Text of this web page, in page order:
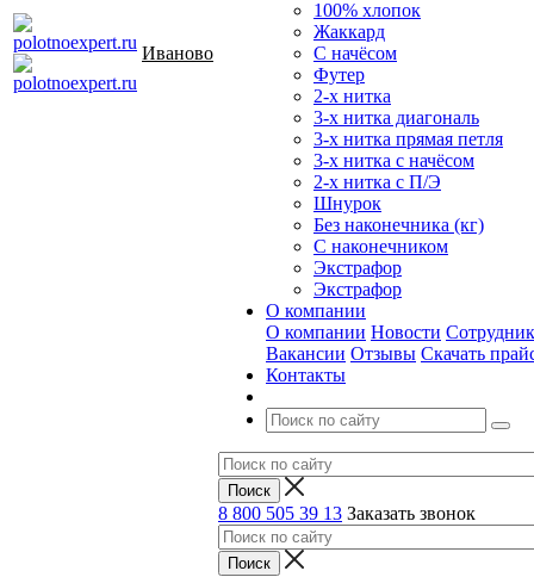
Иваново
100% хлопок
Жаккард
С начёсом
Футер
2-х нитка
3-х нитка диагональ
3-х нитка прямая петля
3-х нитка с начёсом
2-х нитка с П/Э
Шнурок
Без наконечника (кг)
С наконечником
Экстрафор
Экстрафор
О компании
О компании Новости
Вакансии Отзывы Скачать
Контакты
8 800 505 39 13 Заказать звонок